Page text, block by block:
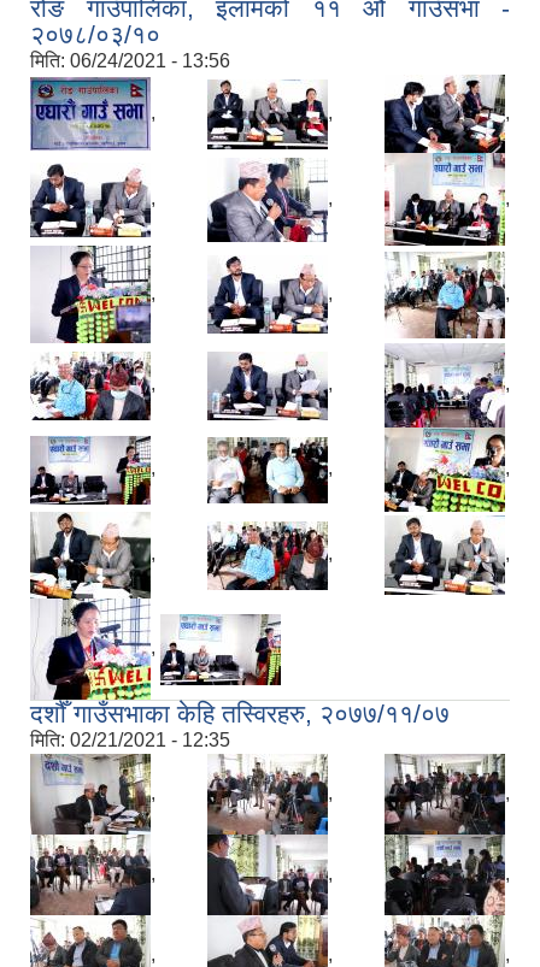
रोङ गाउँपालिका, इलामको ११ औ गाउँसभा -
२०७८/०३/१०
मिति: 06/24/2021 - 13:56
, , ,
, , ,
, , ,
, , ,
, , ,
, , ,
,
दशौँ गाउँसभाका केहि तस्विरहरु, २०७७/११/०७
मिति: 02/21/2021 - 12:35
, , ,
, , ,
, , ,